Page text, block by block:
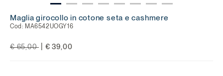
Maglia girocollo in cotone seta e cashmere
Cod: MA6542UOGY16
Price reduced from
€ 65,00 to € 39,00